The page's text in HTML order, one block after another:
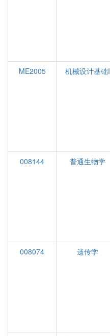
ME2005
机械设计基础I
008144
普通生物学
008074
遗传学